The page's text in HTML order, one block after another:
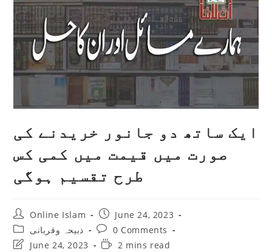
ایک ساتھ دو جانور خریدنے کی
صورت میں قیمت میں کمی کس
طرح تقسیم ہوگی
Post
author:
Online Islam
Post
published:
June 24, 2023
Post
category:
ذبیحہ وقربانی
Post
comments:
0 Comments
PostJune 24, 2023
Reading2 mins read